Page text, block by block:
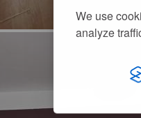
We use
analyze